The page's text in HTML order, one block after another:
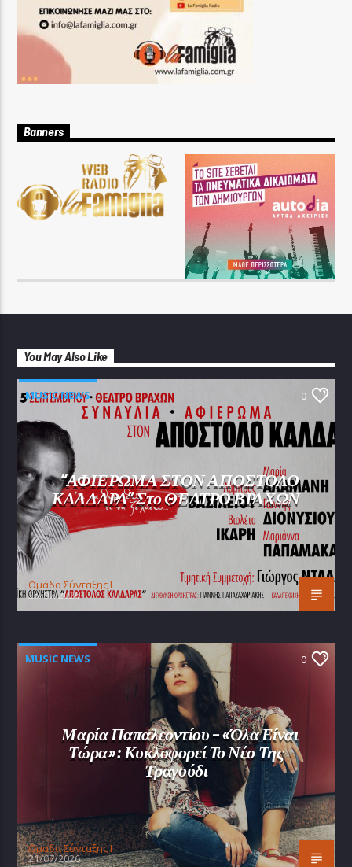
Banners
You May Also Like
MUSIC NEWS 0
“ΑΦΙΕΡΩΜΑ ΣΤΟΝ ΑΠΟΣΤΟΛΟ
ΚΑΛΔΑΡΑ” Στο ΘΕΑΤΡΟ ΒΡΑΧΩΝ
Oμάδα Σύνταξης Ι
25/07/2026
MUSIC NEWS 0
Μαρία Παπαλεοντίου – «Όλα Είναι
Τώρα»: Κυκλοφορεί Το Νέο Της
Τραγούδι
Oμάδα Σύνταξης Ι
21/07/2026